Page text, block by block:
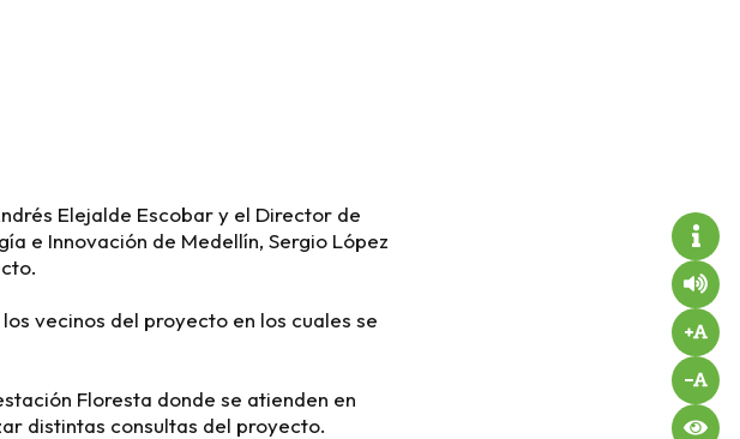
Elejalde Escobar y el Director de
e Innovación de Medellín, Sergio López
vecinos del proyecto en los cuales se
Floresta donde se atienden en
distintas consultas del proyecto.